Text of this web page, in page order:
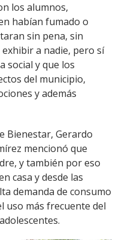
los alumnos,
habían fumado o
sin pena, sin
a nadie, pero sí
social y que los
del municipio,
y además
Bienestar, Gerardo
mencionó que
y también por eso
casa y desde las
demanda de consumo
uso más frecuente del